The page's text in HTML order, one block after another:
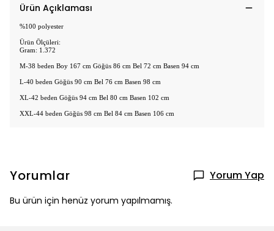
Ürün Açıklaması
%100 polyester
Ürün Ölçüleri:
Gram: 1.372
M-38 beden Boy 167 cm Göğüs 86 cm Bel 72 cm Basen 94 cm
L-40 beden Göğüs 90 cm Bel 76 cm Basen 98 cm
XL-42 beden Göğüs 94 cm Bel 80 cm Basen 102 cm
XXL-44 beden Göğüs 98 cm Bel 84 cm Basen 106 cm
Yorumlar Yorum Yap
Bu ürün için henüz yorum yapılmamış.